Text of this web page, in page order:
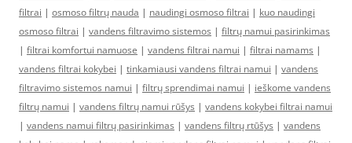
filtrai | osmoso filtrų nauda | naudingi osmoso filtrai | kuo naudingi
osmoso filtrai | vandens filtravimo sistemos | filtrų namui pasirinkimas
| filtrai komfortui namuose | vandens filtrai namui | filtrai namams |
vandens filtrai kokybei | tinkamiausi vandens filtrai namui | vandens
filtravimo sistemos namui | filtrų sprendimai namui | ieškome vandens
filtrų namui | vandens filtrų namui rūšys | vandens kokybei filtrai namui
| vandens namui filtrų pasirinkimas | vandens filtrų rtūšys | vandens